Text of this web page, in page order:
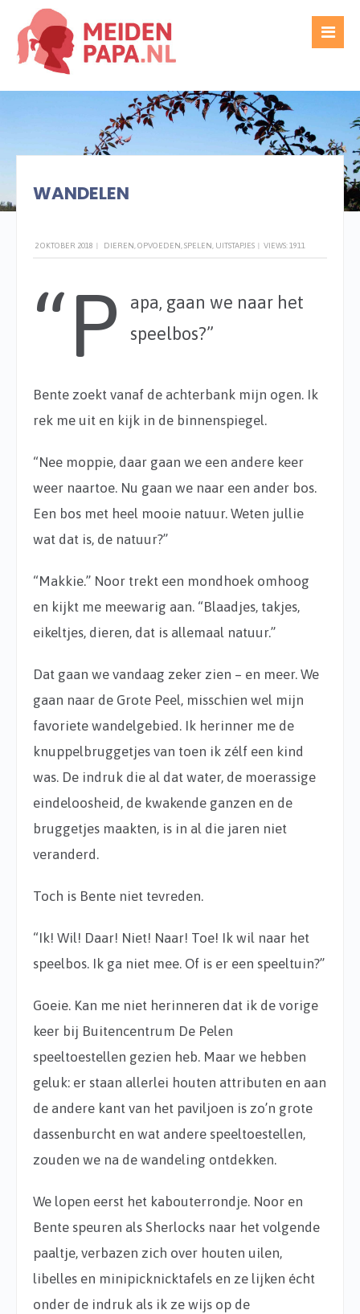
WANDELEN
2 OKTOBER 2018 | DIEREN OPVOEDEN SPELEN UITSTAPJES | VIEWS: 1911
“P
apa, gaan we naar het
speelbos?”
Bente zoekt vanaf de achterbank mijn ogen. Ik
rek me uit en kijk in de binnenspiegel.
“Nee moppie, daar gaan we een andere keer
weer naartoe. Nu gaan we naar een ander bos.
Een bos met heel mooie natuur. Weten jullie
wat dat is, de natuur?”
“Makkie.” Noor trekt een mondhoek omhoog
en kijkt me meewarig aan. “Blaadjes, takjes,
eikeltjes, dieren, dat is allemaal natuur.”
Dat gaan we vandaag zeker zien – en meer. We
gaan naar de Grote Peel, misschien wel mijn
favoriete wandelgebied. Ik herinner me de
knuppelbruggetjes van toen ik zélf een kind
was. De indruk die al dat water, de moerassige
eindeloosheid, de kwakende ganzen en de
bruggetjes maakten, is in al die jaren niet
veranderd.
Toch is Bente niet tevreden.
“Ik! Wil! Daar! Niet! Naar! Toe! Ik wil naar het
speelbos. Ik ga niet mee. Of is er een speeltuin?”
Goeie. Kan me niet herinneren dat ik de vorige
keer bij Buitencentrum De Pelen
speeltoestellen gezien heb. Maar we hebben
geluk: er staan allerlei houten attributen en aan
de andere kant van het paviljoen is zo’n grote
dassenburcht en wat andere speeltoestellen,
zouden we na de wandeling ontdekken.
We lopen eerst het kabouterrondje. Noor en
Bente speuren als Sherlocks naar het volgende
paaltje, verbazen zich over houten uilen,
libelles en minipicknicktafels en ze lijken écht
onder de indruk als ik ze wijs op de